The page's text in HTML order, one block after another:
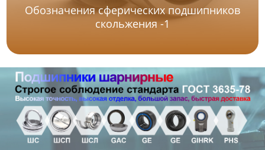
Обозначения сферических подшипников
скольжения -1